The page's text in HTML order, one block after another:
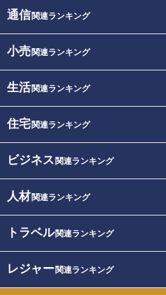
通信関連ランキング
小売関連ランキング
生活関連ランキング
住宅関連ランキング
ビジネス 関連ランキング
人材関連ランキング
トラベル関連ランキング
レジャー関連ランキング